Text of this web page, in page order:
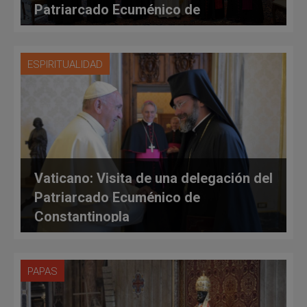
Patriarcado Ecuménico de
Constantinopla
ESPIRITUALIDAD
Vaticano: Visita de una delegación del
Patriarcado Ecuménico de
Constantinopla
PAPAS